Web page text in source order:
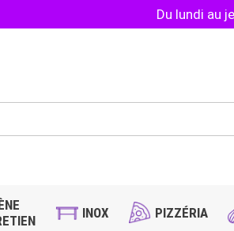
Du lundi au
INOX PIZZÉRIA